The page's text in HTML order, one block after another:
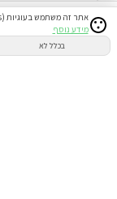
אתר זה משתמש בעוגיות (Cookies) כדי לשפר את חוויית הגלישה שלכם ולהציע תוכן מותאם אישי.
מידע נוסף
בכלל לא